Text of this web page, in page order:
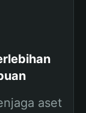
aset